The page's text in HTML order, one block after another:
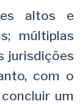
altos e
múltiplas
jurisdições
com o
um